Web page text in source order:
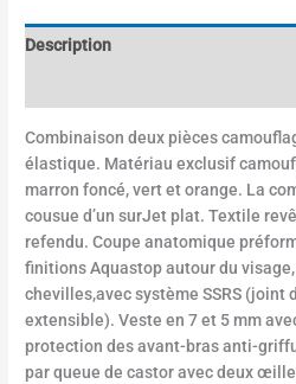
Description
Combinaison deux pièces
élastique. Matériau exclusif
marron foncé, vert et orange. La
cousue d’un surJet plat. Textile
refendu. Coupe anatomique
finitions Aquastop autour du
chevilles,avec système SSRS (joint
extensible). Veste en 7 et 5 mm
protection des avant-bras anti-
par queue de castor avec deux